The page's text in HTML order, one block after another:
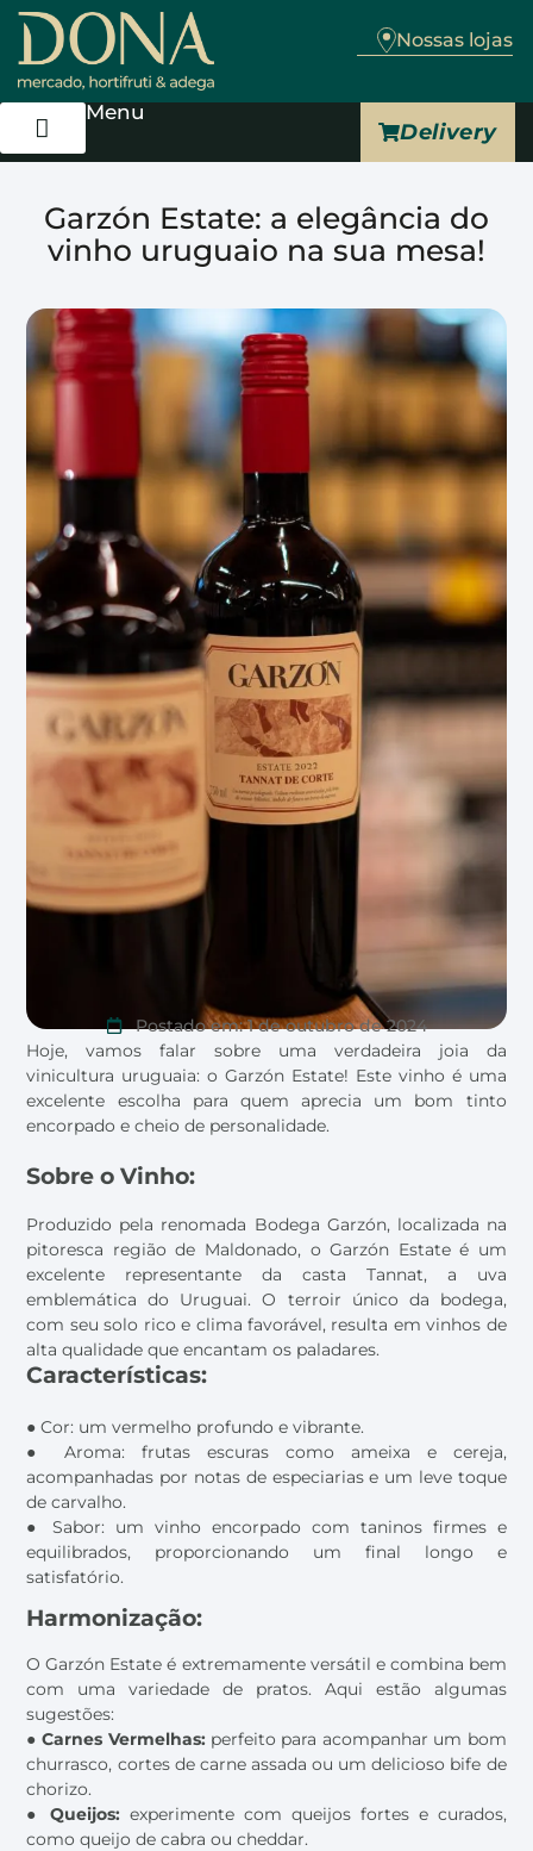
Nossas lojas
Menu
Delivery
Garzón Estate: a elegância do
vinho uruguaio na sua mesa!
Postado em: 1 de outubro de 2024
Hoje, vamos falar sobre uma verdadeira joia da
vinicultura uruguaia: o Garzón Estate! Este vinho é uma
excelente escolha para quem aprecia um bom tinto
encorpado e cheio de personalidade.
Sobre o Vinho:
Produzido pela renomada Bodega Garzón, localizada na
pitoresca região de Maldonado, o Garzón Estate é um
excelente representante da casta Tannat, a uva
emblemática do Uruguai. O terroir único da bodega,
com seu solo rico e clima favorável, resulta em vinhos de
alta qualidade que encantam os paladares.
Características:
● Cor: um vermelho profundo e vibrante.
● Aroma: frutas escuras como ameixa e cereja,
acompanhadas por notas de especiarias e um leve toque
de carvalho.
● Sabor: um vinho encorpado com taninos firmes e
equilibrados, proporcionando um final longo e
satisfatório.
Harmonização:
O Garzón Estate é extremamente versátil e combina bem
com uma variedade de pratos. Aqui estão algumas
sugestões:
●Carnes Vermelhas:perfeito para acompanhar um bom
churrasco, cortes de carne assada ou um delicioso bife de
chorizo.
●Queijos: experimente com queijos fortes e curados,
como queijo de cabra ou cheddar.